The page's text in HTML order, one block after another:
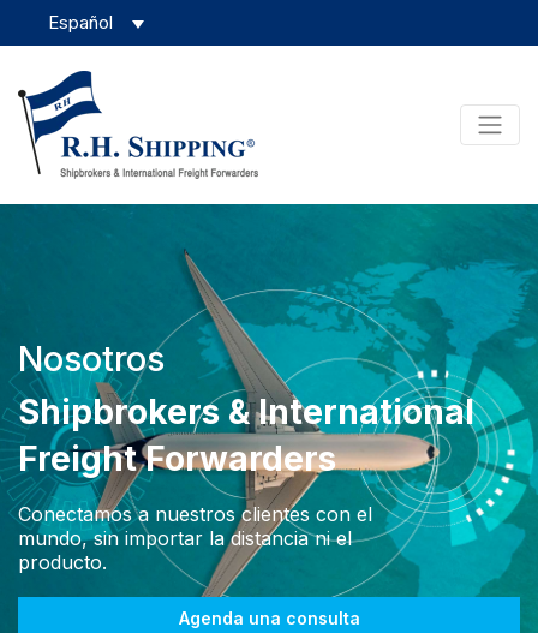
Nosotros
Shipbrokers & International
Freight Forwarders
Conectamos a nuestros clientes con el
mundo, sin importar la distancia ni el
producto.
Agenda una consulta